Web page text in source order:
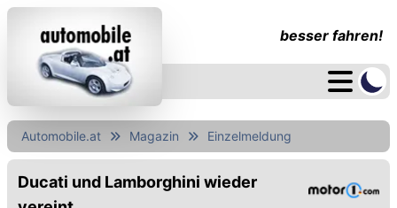
besser fahren!
Automobile.at Magazin Einzelmeldung
Ducati und Lamborghini wieder